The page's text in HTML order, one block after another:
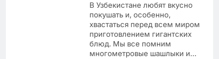
В Узбекистане любят вкусно
покушать и, особенно,
хвастаться перед всем миром
приготовлением гигантских
блюд. Мы все помним
многометровые шашлыки и…